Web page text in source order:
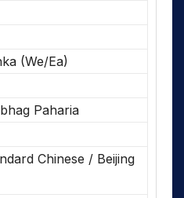
(We/Ea)
Paharia
Chinese / Beijing